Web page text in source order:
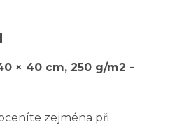
× 40 cm, 250 g/m2 -
zejména při